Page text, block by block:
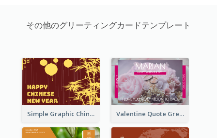
その他のグリーティングカードテンプレート
Simple Graphic Chinese New Year In Red And Yellow Valentine Quote Greeting Card